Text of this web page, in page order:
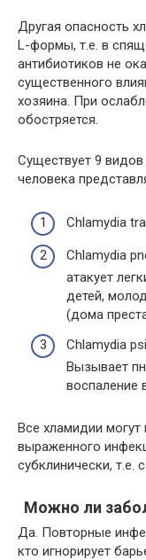
Другая опасность
L-формы, т.е. в
антибиотиков не
существенного
хозяина. При
обостряется.
Существует 9
человека
Chlamydia
Chlamydia
атакует
детей,
(дома
Chlamydia
Вызывает
воспаление
Все хламидии могут
выраженного
субклинически,
Можно ли
Да. Повторные
кто игнорирует